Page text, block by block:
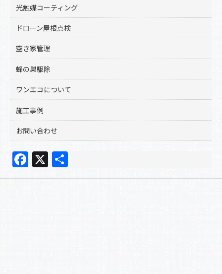
光触媒コーティング
ドローン屋根点検
空き家管理
蜂の巣駆除
ワンエコについて
施工事例
お問い合わせ
F
a
X
有